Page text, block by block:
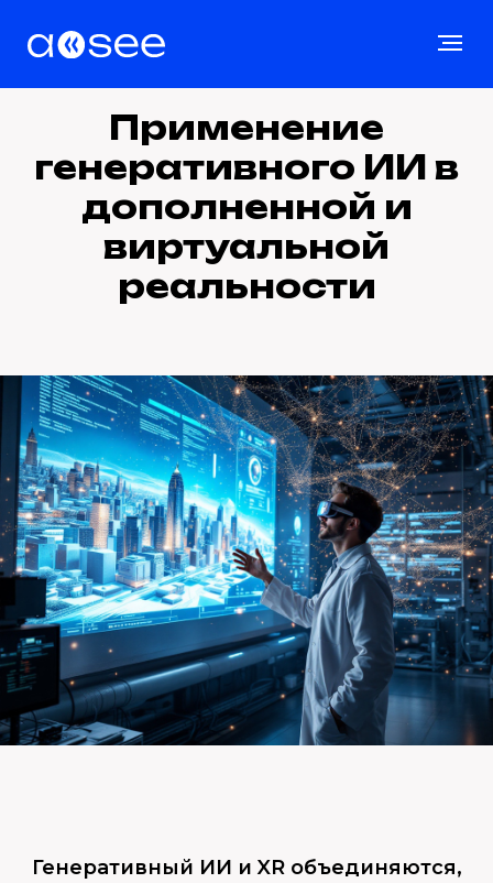
Применение
генеративного ИИ в
дополненной и
виртуальной
реальности
Генеративный ИИ и XR объединяются,